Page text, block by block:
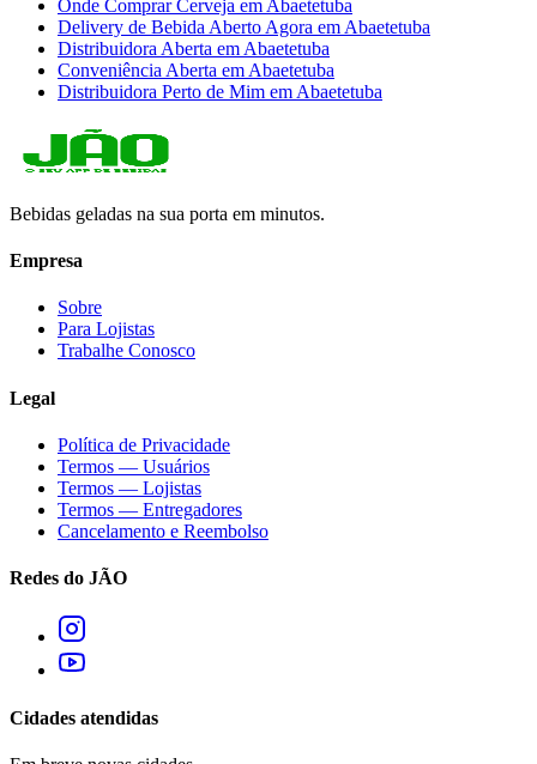
Onde Comprar Cerveja em Abaetetuba
Delivery de Bebida Aberto Agora em Abaetetuba
Distribuidora Aberta em Abaetetuba
Conveniência Aberta em Abaetetuba
Distribuidora Perto de Mim em Abaetetuba
Bebidas geladas na sua porta em minutos.
Empresa
Sobre
Para Lojistas
Trabalhe Conosco
Legal
Política de Privacidade
Termos — Usuários
Termos — Lojistas
Termos — Entregadores
Cancelamento e Reembolso
Redes do JÃO
Cidades atendidas